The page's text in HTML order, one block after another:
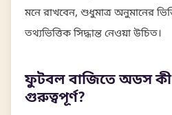
মনে রাখবেন, শুধুমাত্র অনুমানের
তথ্যভিত্তিক সিদ্ধান্ত নেওয়া উচিত।
ফুটবল বাজিতে অডস
গুরুত্বপূর্ণ?